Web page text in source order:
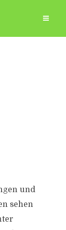
und
sehen